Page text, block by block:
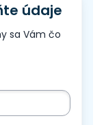
údaje
sa Vám čo